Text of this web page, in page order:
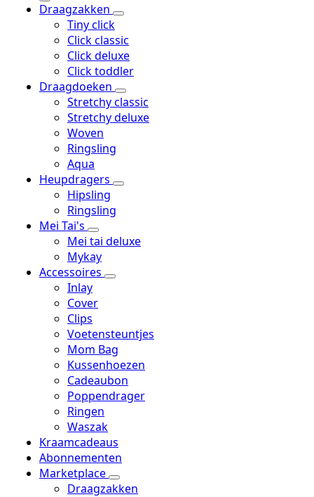
Draagzakken
Tiny click
Click classic
Click deluxe
Click toddler
Draagdoeken
Stretchy classic
Stretchy deluxe
Woven
Ringsling
Aqua
Heupdragers
Hipsling
Ringsling
Mei Tai's
Mei tai deluxe
Mykay
Accessoires
Inlay
Cover
Clips
Voetensteuntjes
Mom Bag
Kussenhoezen
Cadeaubon
Poppendrager
Ringen
Waszak
Kraamcadeaus
Abonnementen
Marketplace
Draagzakken